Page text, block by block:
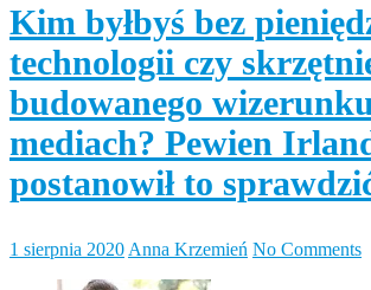
Kim byłbyś bez
technologii czy
budowanego
mediach? Pewien
postanowił to
1 sierpnia 2020 Anna Krzemień No Comments